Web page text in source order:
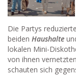
Die Partys
beiden Haushalte
lokalen Mini-
von ihnen
schauten sich